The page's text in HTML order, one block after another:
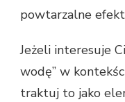
powtarzalne
Jeżeli interesuje
wodę” w
traktuj to jako